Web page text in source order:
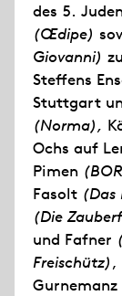
des 5.
(Œdipe)
Giovanni)
Steffens
Stuttgart
(Norma),
Ochs auf
Pimen
Fasolt (Das
(Die
und Fafner
Freischütz),
Gurnemanz